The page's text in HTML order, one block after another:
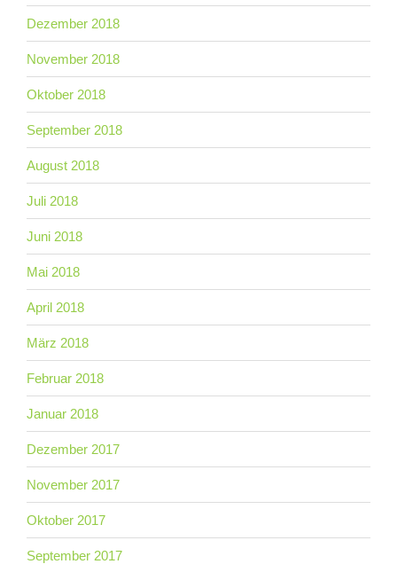
Dezember 2018
November 2018
Oktober 2018
September 2018
August 2018
Juli 2018
Juni 2018
Mai 2018
April 2018
März 2018
Februar 2018
Januar 2018
Dezember 2017
November 2017
Oktober 2017
September 2017